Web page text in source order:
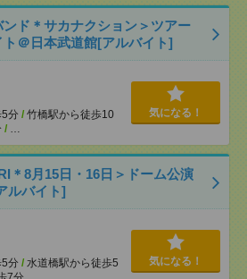
ンド＊サカナクション＞ツアー
＠日本武道館[アルバイト]
5分 / 竹橋駅から徒歩10
/ …
気になる！
＊8月15日・16日＞ドーム公演
ルバイト]
5分 / 水道橋駅から徒歩5
気になる！